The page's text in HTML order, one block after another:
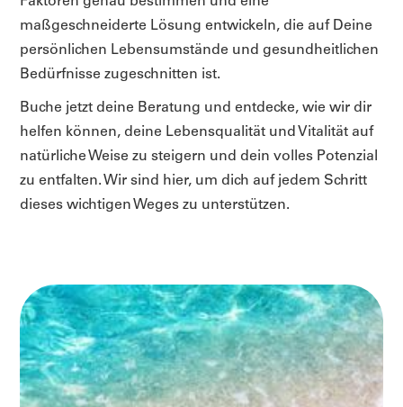
maßgeschneiderte Lösung entwickeln, die auf Deine
persönlichen Lebensumstände und gesundheitlichen
Bedürfnisse zugeschnitten ist.
Buche jetzt deine Beratung und entdecke, wie wir dir
helfen können, deine Lebensqualität und Vitalität auf
natürliche Weise zu steigern und dein volles Potenzial
zu entfalten. Wir sind hier, um dich auf jedem Schritt
dieses wichtigen Weges zu unterstützen.